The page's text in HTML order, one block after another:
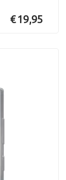
€ 19,95